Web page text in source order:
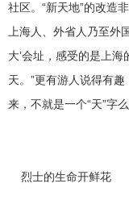
社区。“新天地”的改造
上海人、外省人乃至外
大’会址，感受的是上海
天。”更有游人说得有趣
来，不就是一个“天”字么
烈士的生命开鲜花